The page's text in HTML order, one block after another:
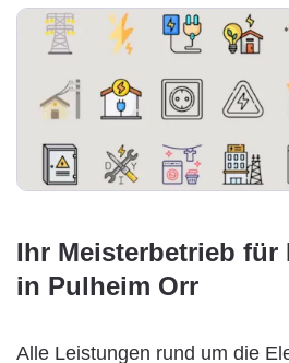
Ihr Meisterbetrieb für
in Pulheim Orr
Alle Leistungen rund um die